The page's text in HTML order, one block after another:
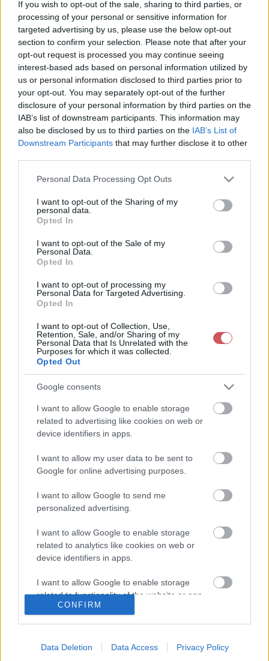
If you wish to opt-out of the sale, sharing to third parties, or
processing of your personal or sensitive information for
targeted advertising by us, please use the below opt-out
section to confirm your selection. Please note that after your
opt-out request is processed you may continue seeing
interest-based ads based on personal information utilized by
us or personal information disclosed to third parties prior to
your opt-out. You may separately opt-out of the further
disclosure of your personal information by third parties on the
IAB’s list of downstream participants. This information may
also be disclosed by us to third parties on the IAB’s List of
Downstream Participants that may further disclose it to other
Please note that this website/app uses one or more Google
not limited to your visit or usage behaviour. You may click to
grant or deny consent to Google and its third-party tags to
use your data for below specified purposes in below Google
consent section.
Personal Data Processing Opt Outs
I want to opt-out of the Sharing of my
personal data.
Opted In
I want to opt-out of the Sale of my
Personal Data.
Opted In
I want to opt-out of processing my
Personal Data for Targeted Advertising.
Opted In
I want to opt-out of Collection, Use,
Retention, Sale, and/or Sharing of my
Personal Data that Is Unrelated with the
Purposes for which it was collected.
Opted Out
Google consents
I want to allow Google to enable storage
related to advertising like cookies on web or
device identifiers in apps.
I want to allow my user data to be sent to
Google for online advertising purposes.
I want to allow Google to send me
personalized advertising.
I want to allow Google to enable storage
related to analytics like cookies on web or
device identifiers in apps.
I want to allow Google to enable storage
related to functionality of the website or app.
CONFIRM
Data Deletion Data Access Privacy Policy
térségében, amely kedvez a heves zivatartok
kialakulásának. Vasárnaptól keddig kell számítani heves
zivatarok elõfordulására.
Északnyugat felõl tovább közelít az ahidegfront
, amely elõtt a
hirtelen jött felmelegedés hatására Kárpát-medence szerte jóval 30
fok fölé emelkedik a hõmérõ higanyszála, délkeleten nem ritka a
35 fok körüli érték.
hidegfront
lelassul, és az Alpok térségében hullámot vet,
amelyet tovább erõsít a magasban kialakult ún. hidegcsepp. A
elõtt meleg, és nedves levegõ áramlik, a hullámvetés pedig
majd át Magyarország felett. Ezek a hatások a szélsõséges
valamint heves zivatarok feltételeit is megteremtik a Kárpát-
medencében. Vasárnap elsõsorban a Dunántúlon, hétfõ hajnalban
és napközben a középsõ országrészben, hétfõ délutántól kedd
estig fõként a Dunától keletre kedveznek az idõjárási körülmények
A heves események legtöbb formájára számítani kell, elsõsorban
jégesõ, felhõszakadás, amely hirtelen árvizeket is okozhat,
valamint a zivatarokat kísérõ széllökések jelentik a
felhõtölcsérek kialakulásának feltételei is adottak lesznek. Hétfõn